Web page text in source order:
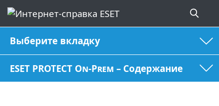
Выберите вкладку
ESET PROTECT On-Prem – Содержание